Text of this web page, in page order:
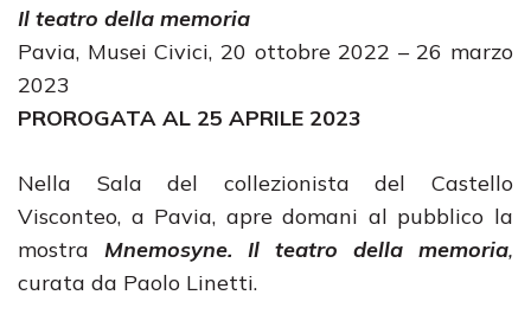
Il teatro della memoria
Pavia, Musei Civici, 20 ottobre 2022 – 26 marzo
2023
PROROGATA AL 25 APRILE 2023
Nella Sala del collezionista del Castello
Visconteo, a Pavia, apre domani al pubblico la
mostra Mnemosyne. Il teatro della memoria,
curata da Paolo Linetti.